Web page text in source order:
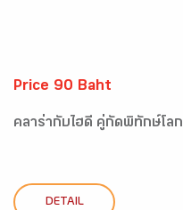
Price 90 Baht
คลาร่ากับไฮดี้ คู่กัดพิทักษ์โลก
DETAIL